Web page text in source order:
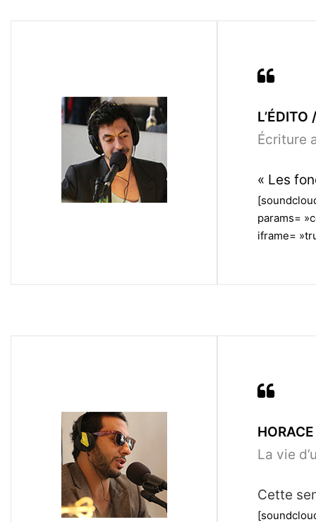
Écriture
« Les
params=
iframe=
La vie
Cette